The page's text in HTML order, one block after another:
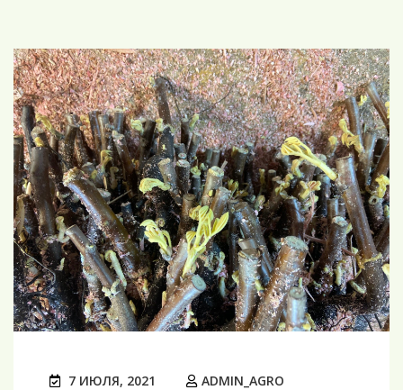
7 ИЮЛЯ, 2021
ADMIN_AGRO